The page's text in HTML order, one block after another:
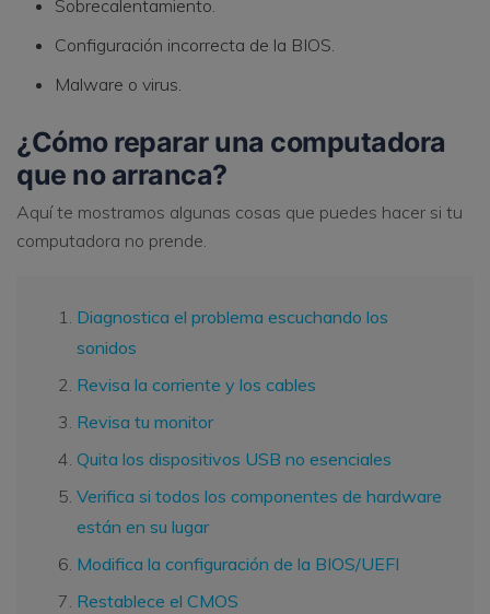
Sobrecalentamiento.
Configuración incorrecta de la BIOS.
Malware o virus.
¿Cómo reparar una computadora
que no arranca?
Aquí te mostramos algunas cosas que puedes hacer si tu
computadora no prende.
Diagnostica el problema escuchando los
sonidos
Revisa la corriente y los cables
Revisa tu monitor
Quita los dispositivos USB no esenciales
Verifica si todos los componentes de hardware
están en su lugar
Modifica la configuración de la BIOS/UEFI
Restablece el CMOS